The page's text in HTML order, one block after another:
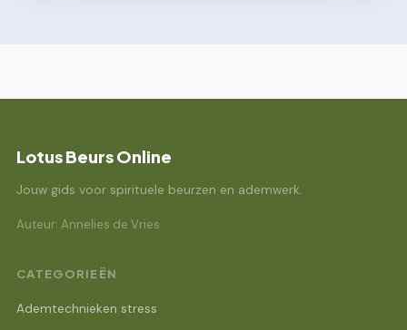
Lotus Beurs Online
Jouw gids voor spirituele beurzen en ademwerk.
Auteur: Annelies de Vries
CATEGORIEËN
Ademtechnieken stress